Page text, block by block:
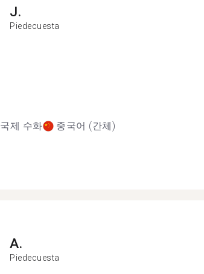
J.
Piedecuesta
국제 수화 중국어 (간체)
A.
Piedecuesta